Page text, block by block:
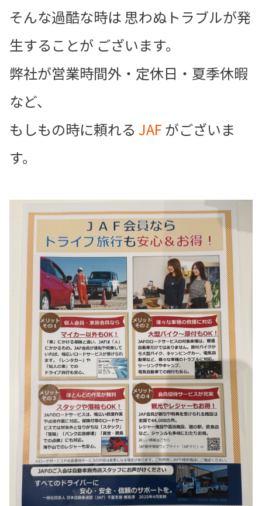
そんな過酷な時は 思わぬトラブルが発
生することが ございます。
弊社が営業時間外・定休日・夏季休暇
など、
もしもの時に頼れる JAF がございま
す。